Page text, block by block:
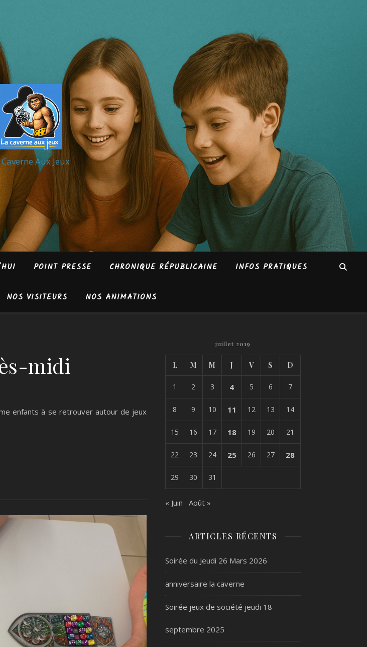
Aux Jeux
POINT PRESSE CHRONIQUE RÉPUBLICAINE INFOS PRATIQUES
NOS VISITEURS NOS ANIMATIONS
midi
enfants à se retrouver autour de jeux
juillet 2019
L M M J V S D
1 2 3 4 5 6 7
8 9 10 11 12 13 14
15 16 17 18 19 20 21
22 23 24 25 26 27 28
29 30 31
« Juin Août »
ARTICLES RÉCENTS
Soirée du Jeudi 26 Mars 2026
anniversaire la caverne
Soirée jeux de société jeudi 18
septembre 2025